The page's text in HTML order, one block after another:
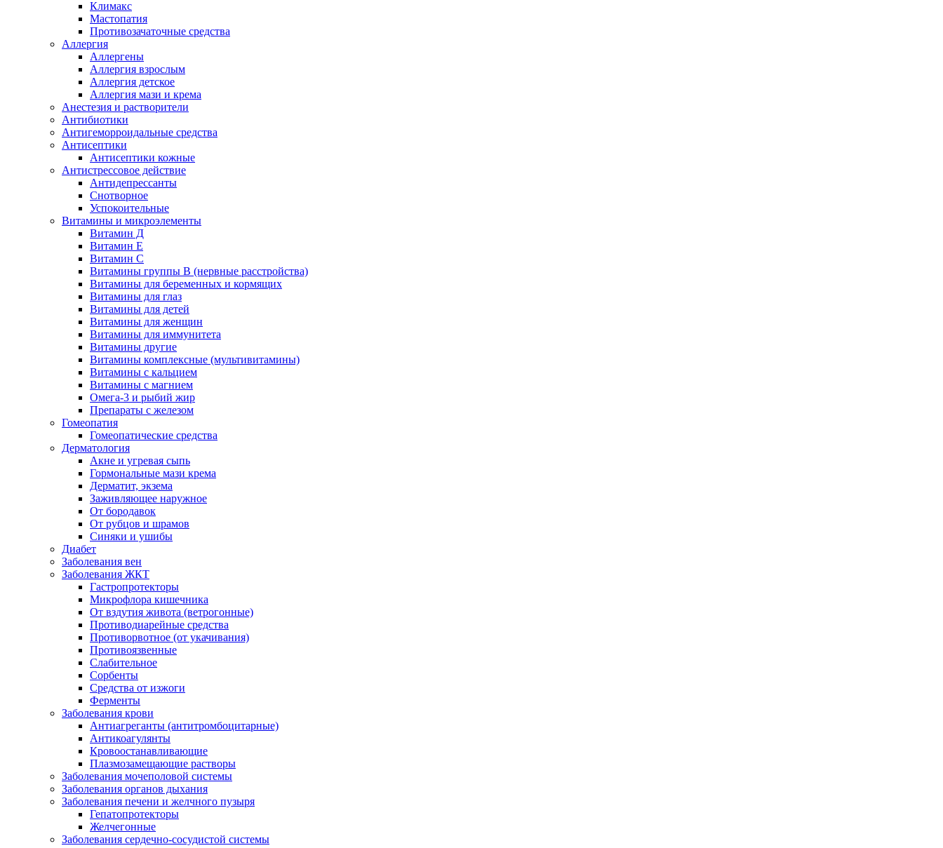
Климакс
Мастопатия
Противозачаточные средства
Аллергия
Аллергены
Аллергия взрослым
Аллергия детское
Аллергия мази и крема
Анестезия и растворители
Антибиотики
Антигеморроидальные средства
Антисептики
Антисептики кожные
Антистрессовое действие
Антидепрессанты
Снотворное
Успокоительные
Витамины и микроэлементы
Витамин Д
Витамин Е
Витамин С
Витамины группы В (нервные расстройства)
Витамины для беременных и кормящих
Витамины для глаз
Витамины для детей
Витамины для женщин
Витамины для иммунитета
Витамины другие
Витамины комплексные (мультивитамины)
Витамины с кальцием
Витамины с магнием
Омега-3 и рыбий жир
Препараты с железом
Гомеопатия
Гомеопатические средства
Дерматология
Акне и угревая сыпь
Гормональные мази крема
Дерматит, экзема
Заживляющее наружное
От бородавок
От рубцов и шрамов
Синяки и ушибы
Диабет
Заболевания вен
Заболевания ЖКТ
Гастропротекторы
Микрофлора кишечника
От вздутия живота (ветрогонные)
Противодиарейные средства
Противорвотное (от укачивания)
Противоязвенные
Слабительное
Сорбенты
Средства от изжоги
Ферменты
Заболевания крови
Антиагреганты (антитромбоцитарные)
Антикоагулянты
Кровоостанавливающие
Плазмозамещающие растворы
Заболевания мочеполовой системы
Заболевания органов дыхания
Заболевания печени и желчного пузыря
Гепатопротекторы
Желчегонные
Заболевания сердечно-сосудистой системы